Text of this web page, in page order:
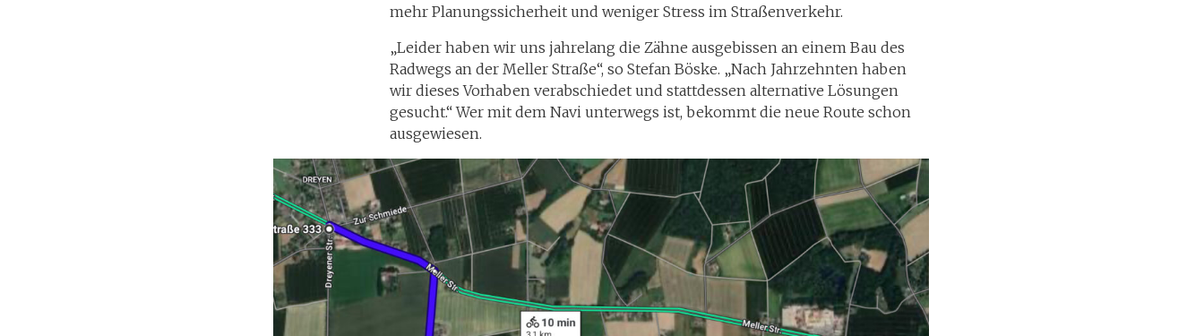
mehr Planungssicherheit und weniger Stress im Straßenverkehr.
„Leider haben wir uns jahrelang die Zähne ausgebissen an einem Bau des
Radwegs an der Meller Straße“, so Stefan Böske. „Nach Jahrzehnten haben
wir dieses Vorhaben verabschiedet und stattdessen alternative Lösungen
gesucht.“ Wer mit dem Navi unterwegs ist, bekommt die neue Route schon
ausgewiesen.